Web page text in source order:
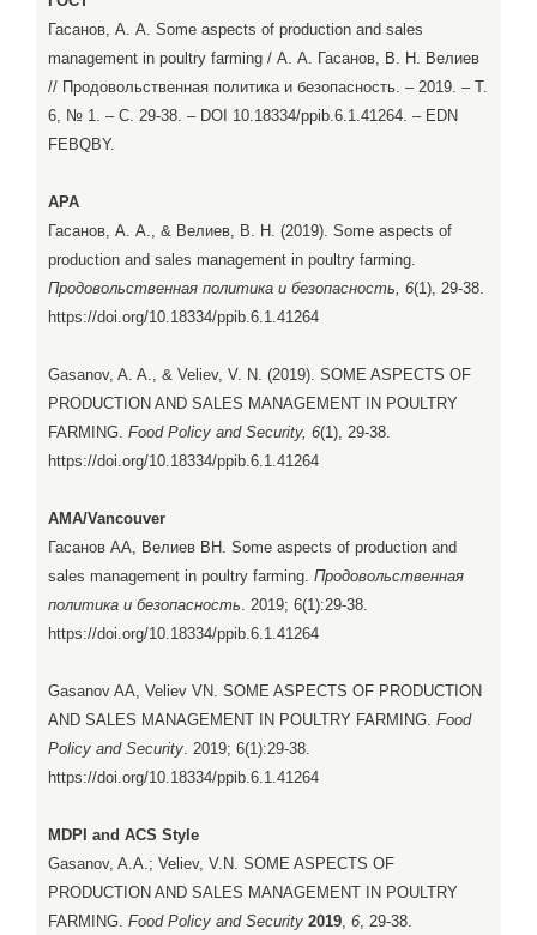
Гасанов, А. А. Some aspects of production and sales
management in poultry farming / А. А. Гасанов, В. Н. Велиев
// Продовольственная политика и безопасность. – 2019. – Т.
6, № 1. – С. 29-38. – DOI 10.18334/ppib.6.1.41264. – EDN
FEBQBY.
APA
Гасанов, А. А., & Велиев, В. Н. (2019). Some aspects of
production and sales management in poultry farming.
Продовольственная политика и безопасность, 6(1), 29-38.
https://doi.org/10.18334/ppib.6.1.41264
Gasanov, A. A., & Veliev, V. N. (2019). SOME ASPECTS OF
PRODUCTION AND SALES MANAGEMENT IN POULTRY
FARMING. Food Policy and Security, 6(1), 29-38.
https://doi.org/10.18334/ppib.6.1.41264
AMA/Vancouver
Гасанов АА, Велиев ВН. Some aspects of production and
sales management in poultry farming. Продовольственная
политика и безопасность. 2019; 6(1):29-38.
https://doi.org/10.18334/ppib.6.1.41264
Gasanov AA, Veliev VN. SOME ASPECTS OF PRODUCTION
AND SALES MANAGEMENT IN POULTRY FARMING. Food
Policy and Security. 2019; 6(1):29-38.
https://doi.org/10.18334/ppib.6.1.41264
MDPI and ACS Style
Gasanov, A.A.; Veliev, V.N. SOME ASPECTS OF
PRODUCTION AND SALES MANAGEMENT IN POULTRY
FARMING. Food Policy and Security 2019, 6, 29-38.